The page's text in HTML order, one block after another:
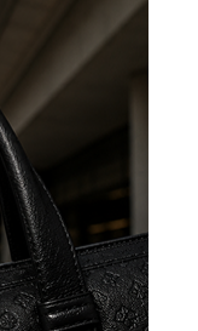
забезпечує плавне
Street